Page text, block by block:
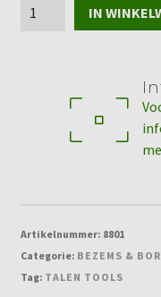
Stofblik
IN
Artikelnummer: 8801
Categorie: BEZEMS &
Tag: TALEN TOOLS